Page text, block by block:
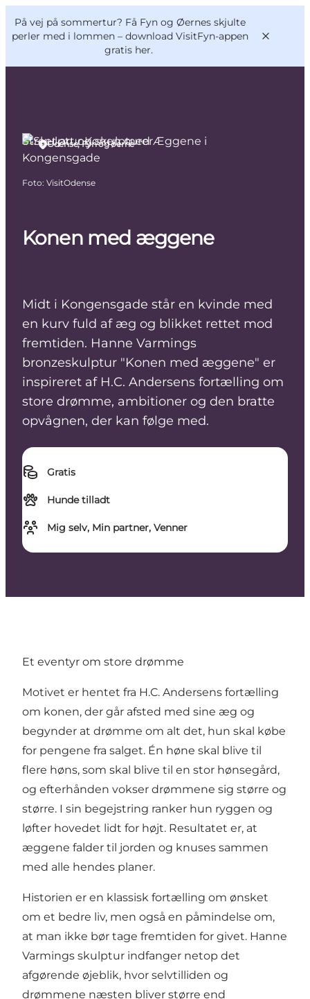
På vej på sommertur? Få Fyn og Øernes skjulte
perler med i lommen – download VisitFyn-appen
gratis her.
Oplevelser
Mad og drikke
Book lokale oplevelser
VisitFyn
Deutsch
Konen med æggene
Midt i Kongensgade står en kvinde med
en kurv fuld af æg og blikket rettet mod
fremtiden. Hanne Varmings
bronzeskulptur "Konen med æggene" er
inspireret af H.C. Andersens fortælling om
store drømme, ambitioner og den bratte
opvågnen, der kan følge med.
Gratis
Hunde tilladt
Mig selv, Min partner, Venner
Odense, Fyn og øerne
Street art og skulpturer
Foto: VisitOdense
Et eventyr om store drømme
Motivet er hentet fra H.C. Andersens fortælling
om konen, der går afsted med sine æg og
begynder at drømme om alt det, hun skal købe
for pengene fra salget. Én høne skal blive til
flere høns, som skal blive til en stor hønsegård,
og efterhånden vokser drømmene sig større og
større. I sin begejstring ranker hun ryggen og
løfter hovedet lidt for højt. Resultatet er, at
æggene falder til jorden og knuses sammen
med alle hendes planer.
Historien er en klassisk fortælling om ønsket
om et bedre liv, men også en påmindelse om,
at man ikke bør tage fremtiden for givet. Hanne
Varmings skulptur indfanger netop det
afgørende øjeblik, hvor selvtilliden og
drømmene næsten bliver større end